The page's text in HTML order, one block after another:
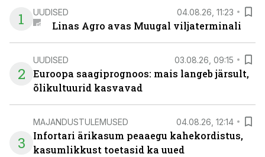
1
UUDISED 04.08.26, 11:23
Linas Agro avas Muugal viljaterminali
2
UUDISED 03.08.26, 09:15
Euroopa saagiprognoos: mais langeb järsult,
õlikultuurid kasvavad
3
MAJANDUSTULEMUSED 04.08.26, 12:14
Infortari ärikasum peaaegu kahekordistus,
kasumlikkust toetasid ka uued